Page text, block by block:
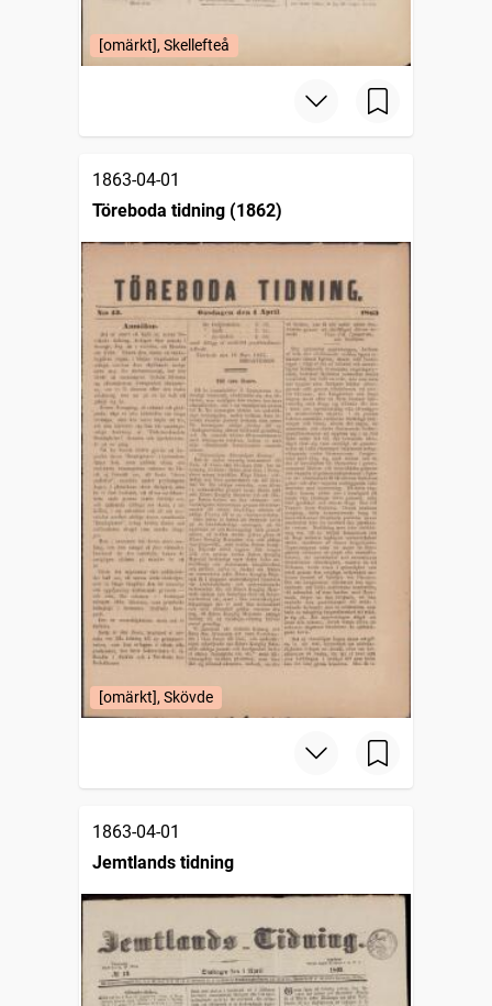
[omärkt], Skellefteå
1863-04-01
Töreboda tidning (1862)
[omärkt], Skövde
1863-04-01
Jemtlands tidning